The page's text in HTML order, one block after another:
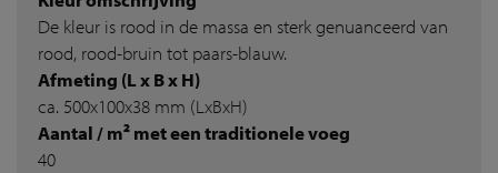
De kleur is rood in de massa en sterk genuanceerd van
rood, rood-bruin tot paars-blauw.
Afmeting (L x B x H)
ca. 500x100x38 mm (LxBxH)
Aantal / m² met een traditionele voeg
40